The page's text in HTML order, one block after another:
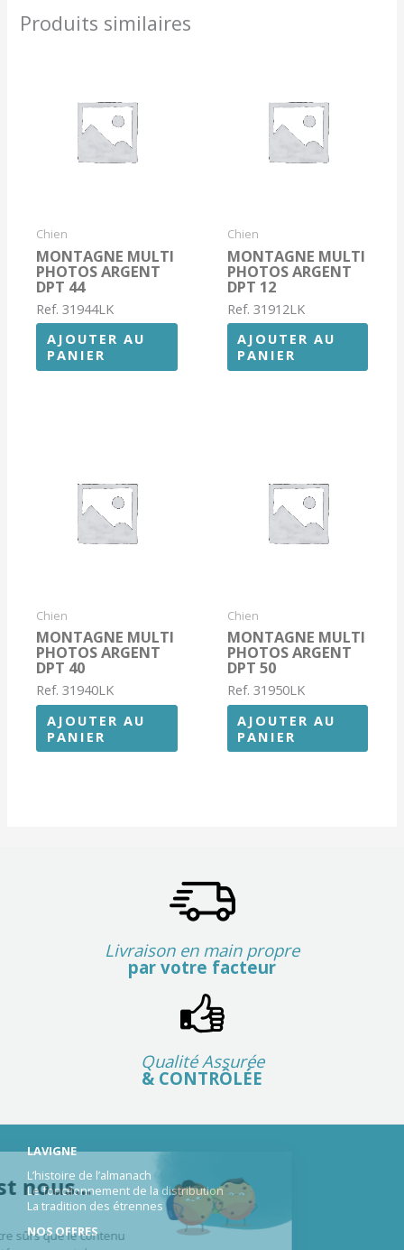
DPT
57
Produits similaires
Chien
MONTAGNE MULTI
PHOTOS ARGENT
DPT 44
Ref. 31944LK
AJOUTER AU
PANIER
Chien
MONTAGNE MULTI
PHOTOS ARGENT
DPT 12
Ref. 31912LK
AJOUTER AU
PANIER
Chien
MONTAGNE MULTI
PHOTOS ARGENT
DPT 40
Ref. 31940LK
AJOUTER AU
PANIER
Chien
MONTAGNE MULTI
PHOTOS ARGENT
DPT 50
Ref. 31950LK
AJOUTER AU
PANIER
Livraison en main propre
par votre facteur
Qualité Assurée
& CONTRÔLÉE
LAVIGNE
L’histoire de l’almanach
Le fonctionnement de la distribution
La tradition des étrennes
NOS OFFRES
c'est nous...
Cookies !
a attendu d'être sûrs que le contenu